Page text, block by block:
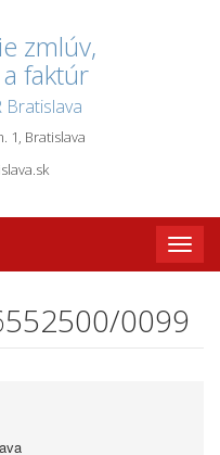
zmlúv,
faktúr
Bratislava
1, Bratislava
Toggle
0099